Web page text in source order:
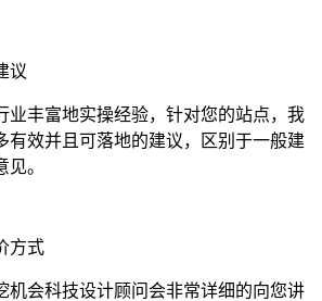
议
业丰富地实操经验，针对您的站点，我
有效并且可落地的建议，区别于一般建
。
方式
机会科技设计顾问会非常详细的向您讲